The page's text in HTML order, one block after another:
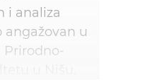
i analiza
u
Prirodno-